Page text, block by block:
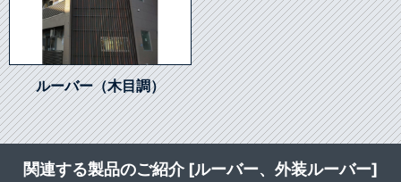
ルーバー（木目調）
関連する製品のご紹介 [ルーバー、外装ルーバー]